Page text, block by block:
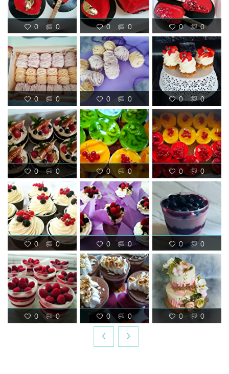
0 0 0 0 0 0
0 0 0 0 0 0
0 0 0 0 0 0
0 0 0 0 0 0
0 0 0 0 0 0
‹ ›